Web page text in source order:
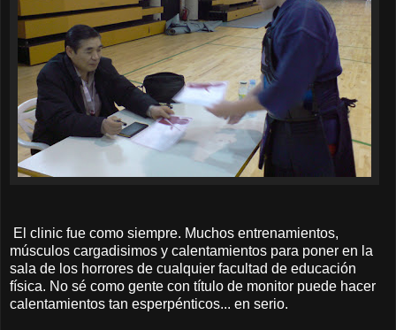
El clinic fue como siempre. Muchos entrenamientos,
músculos cargadisimos y calentamientos para poner en la
sala de los horrores de cualquier facultad de educación
física. No sé como gente con título de monitor puede hacer
calentamientos tan esperpénticos... en serio.